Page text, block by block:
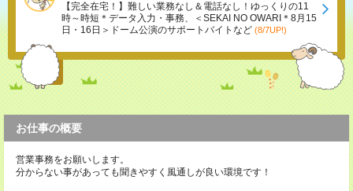
【完全在宅！】難しい業務なし＆電話なし！ゆっくりの11
時～時短＊データ入力・事務、＜SEKAI NO OWARI＊8月15
日・16日＞ドーム公演のサポートバイトなど (8/7UP!)
お仕事の概要
営業事務をお願いします。
分からない事があっても聞きやすく風通しが良い環境です！